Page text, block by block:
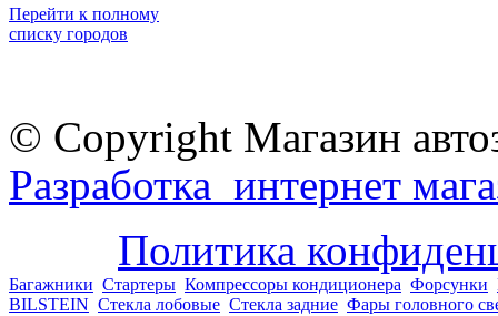
Перейти к полному
списку городов
© Copyright Магазин
Разработка интернет
Политика
Багажники Стартеры Компрессоры кондиционера Форсунки
BILSTEIN Стекла лобовые Стекла задние Фары головного